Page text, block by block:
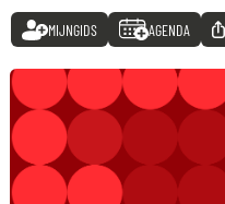
MIJNGIDS AGENDA